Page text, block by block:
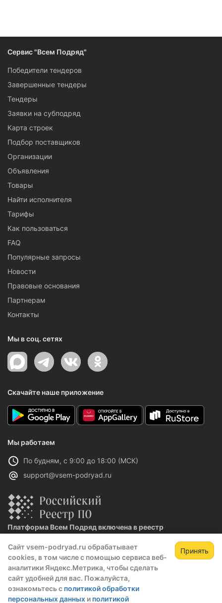
Сайт vsem-podryad.ru обрабатывает
cookies, в том числе с помощью сервиса веб-
аналитики Яндекс.Метрика, чтобы сделать
сайт удобней для вас. Пожалуйста,
ознакомьтесь с политикой обработки
персональных данных и политикой
Принять
Сервис "Всем Подряд"
Победители тендеров
Завершенные тендеры
Тендеры
Заявки на субподряд
Карта строек
Подбор поставщиков
Организации
Объявления
Товары
Найти исполнителя
Тарифы
Как пользоваться
FAQ
Популярные запросы
Новости
Правовые основания
Партнерам
Контакты
Мы в соц. сетях
Скачайте наше приложение
Мы работаем
По будням, с 9:00 до 18:00 (МСК)
support@vsem-podryad.ru
Платформа Всем Подряд включена в реестр
Реестровая запись №32021 от 06.02.2026
Политика конфиденциальности